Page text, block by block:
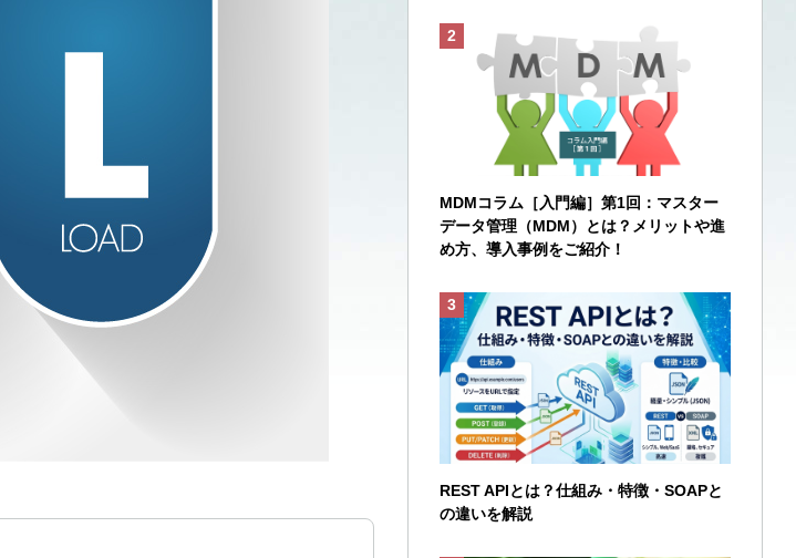
MDMコラム［入門編］第1回：マスター
データ管理（MDM）とは？メリットや進
め方、導入事例をご紹介！
REST APIとは？仕組み・特徴・SOAPと
の違いを解説